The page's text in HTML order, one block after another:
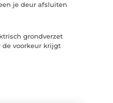
je deur afsluiten
grondverzet
de voorkeur krijgt